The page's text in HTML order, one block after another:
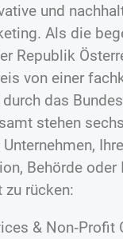
und
Als die
Republik
von einer
das
stehen
Behörde oder
zu rücken:
& Non‐Profit